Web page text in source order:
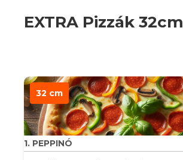
EXTRA Pizzák 32cm
32 cm
1. PEPPINÓ